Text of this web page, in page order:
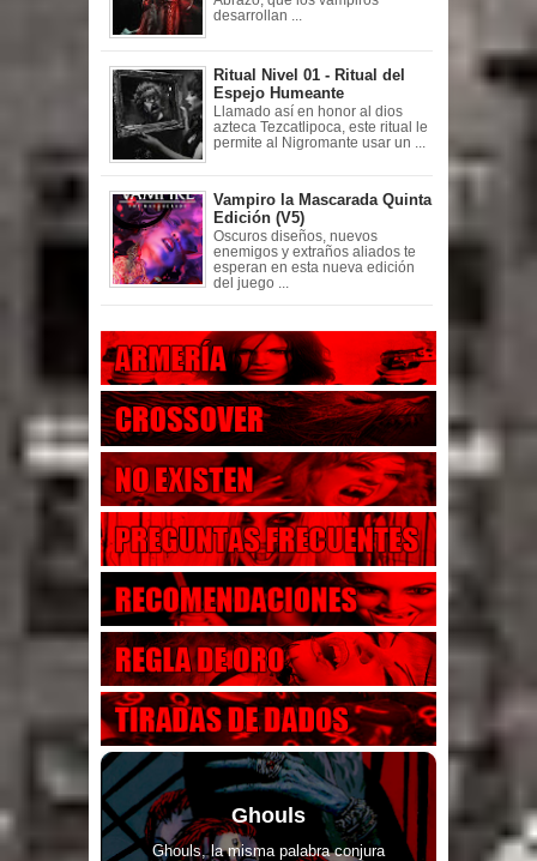
desarrollan ...
Ritual Nivel 01 - Ritual del
Espejo Humeante
Llamado así en honor al dios
azteca Tezcatlipoca, este ritual le
permite al Nigromante usar un ...
Vampiro la Mascarada Quinta
Edición (V5)
Oscuros diseños, nuevos
enemigos y extraños aliados te
esperan en esta nueva edición
del juego ...
Ghouls
Ghouls, la misma palabra conjura